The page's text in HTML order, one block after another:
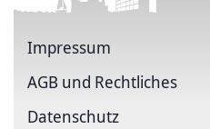
Impressum
AGB und Rechtliches
Datenschutz